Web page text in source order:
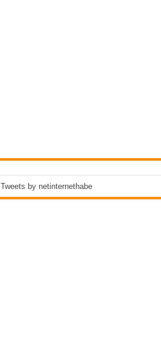
Tweets by netinternethabe